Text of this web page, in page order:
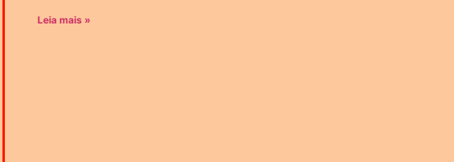
Leia mais »